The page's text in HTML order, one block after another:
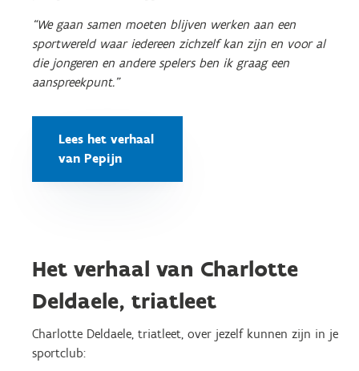
“We gaan samen moeten blijven werken aan een
sportwereld waar iedereen zichzelf kan zijn en voor al
die jongeren en andere spelers ben ik graag een
aanspreekpunt.”
Lees het verhaal
van Pepijn
Het verhaal van Charlotte
Deldaele, triatleet
Charlotte Deldaele, triatleet, over jezelf kunnen zijn in je
sportclub: